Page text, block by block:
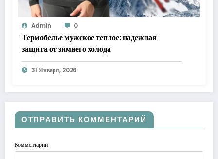
Admin 0
Термобелье мужское теплое: надежная
защита от зимнего холода
31 Января, 2026
ОТПРАВИТЬ КОММЕНТАРИЙ
Комментарии